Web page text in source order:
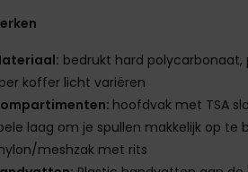
bedrukt hard polycarbonaat,
koffer licht variëren
hoofdvak met TSA
laag om je spullen makkelijk op te
meshzak met rits